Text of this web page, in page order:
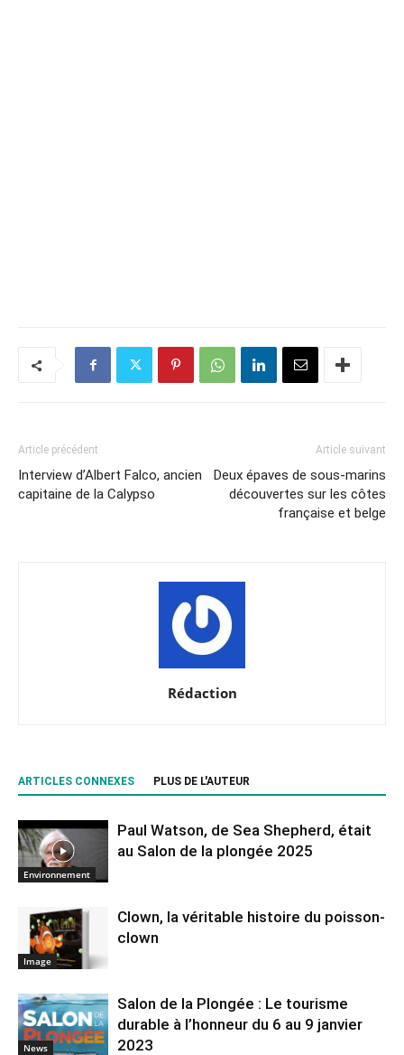
Article précédent
Interview d’Albert Falco, ancien
capitaine de la Calypso
Article suivant
Deux épaves de sous-marins
découvertes sur les côtes
française et belge
Rédaction
ARTICLES CONNEXES PLUS DE L'AUTEUR
Environnement
Paul Watson, de Sea Shepherd, était
au Salon de la plongée 2025
Image
Clown, la véritable histoire du poisson-
clown
News
Salon de la Plongée : Le tourisme
durable à l’honneur du 6 au 9 janvier
2023